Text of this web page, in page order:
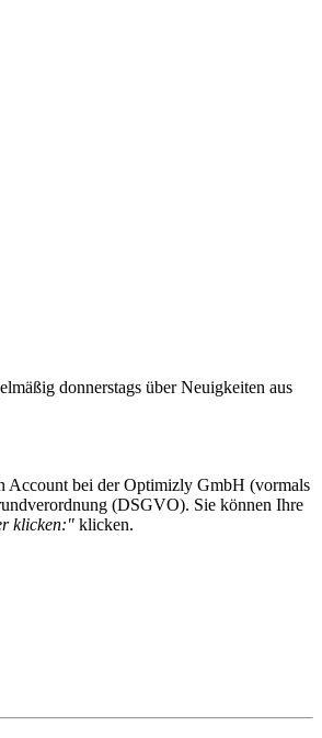
donnerstags über Neuigkeiten aus
Account bei der Optimizly GmbH (vormals
(DSGVO). Sie können Ihre
klicken:" klicken.